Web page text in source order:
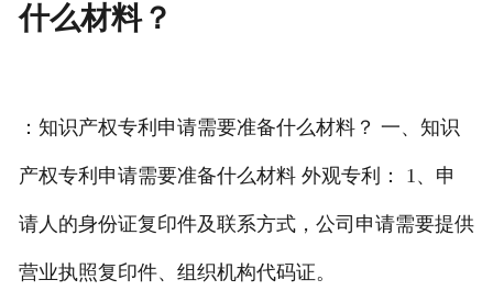
什么材料？
：知识产权专利申请需要准备什么材料？ 一、知识
产权专利申请需要准备什么材料 外观专利： 1、申
请人的身份证复印件及联系方式，公司申请需要提供
营业执照复印件、组织机构代码证。